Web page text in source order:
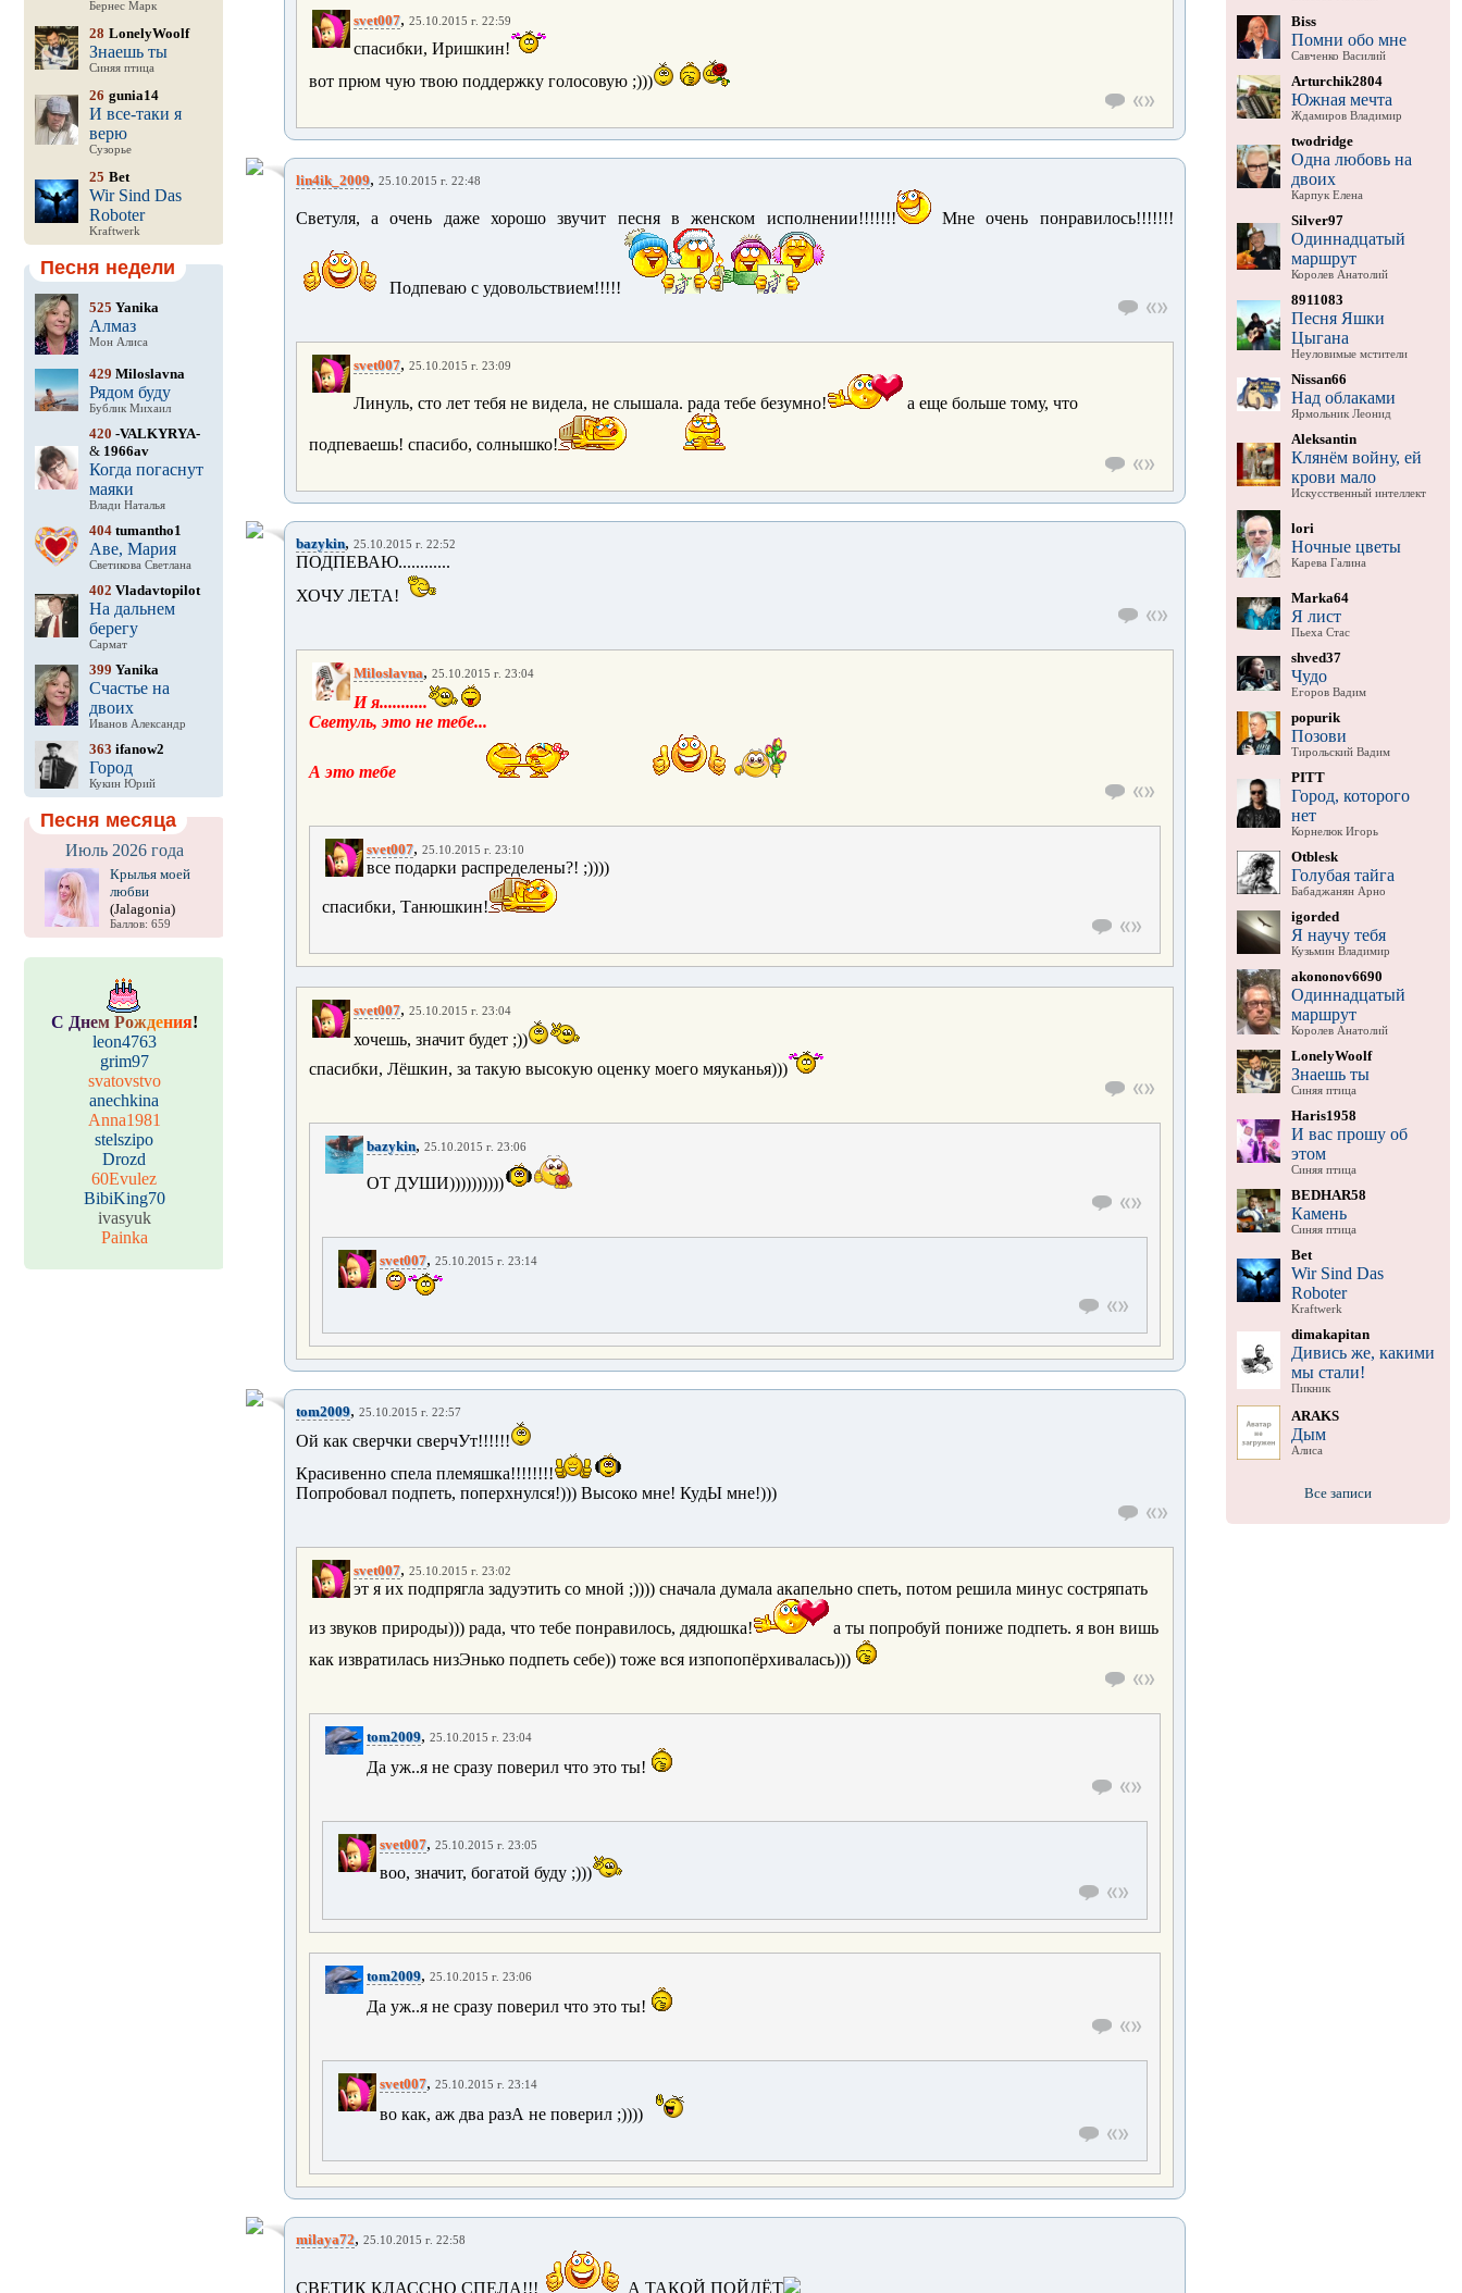
Бернес Марк
28 LonelyWoolf
Знаешь ты
Синяя птица
26 gunia14
И все-таки я
верю
Сузорье
25 Bet
Wir Sind Das
Roboter
Kraftwerk
Песня недели
525 Yanika
Алмаз
Мон Алиса
429 Miloslavna
Рядом буду
Бублик Михаил
420 -VALKYRYA-
& 1966av
Когда погаснут
маяки
Влади Наталья
404tumantho1
Аве, Мария
Светикова Светлана
402 Vladavtopilot
На дальнем
берегу
Сармат
399 Yanika
Счастье на
двоих
Иванов Александр
363 ifanow2
Город
Кукин Юрий
Песня месяца
Июль 2026 года
Крылья моей
любви
(Jalagonia)
Баллов: 659
С Днем Рождения!
leon4763
grim97
svatovstvo
anechkina
Anna1981
stelszipo
Drozd
60Evulez
BibiKing70
ivasyuk
Painka
svet007, 25.10.2015 г. 22:59
спасибки, Иришкин!
вот прюм чую твою поддержку голосовую ;)))
lin4ik_2009, 25.10.2015 г. 22:48
Светуля, а очень даже хорошо звучит песня в женском исполнении!!!!!!! Мне очень понравилось!!!!!!!
Подпеваю с удовольствием!!!!!
svet007, 25.10.2015 г. 23:09
Линуль, сто лет тебя не видела, не слышала. рада тебе безумно! а еще больше тому, что
подпеваешь! спасибо, солнышко!
bazykin, 25.10.2015 г. 22:52
ПОДПЕВАЮ............
ХОЧУ ЛЕТА!
Miloslavna, 25.10.2015 г. 23:04
И я...........
Светуль, это не тебе...
А это тебе
svet007, 25.10.2015 г. 23:10
все подарки распределены?! ;))))
спасибки, Танюшкин!
svet007, 25.10.2015 г. 23:04
хочешь, значит будет ;))
спасибки, Лёшкин, за такую высокую оценку моего мяуканья)))
bazykin, 25.10.2015 г. 23:06
ОТ ДУШИ))))))))))
svet007, 25.10.2015 г. 23:14
tom2009, 25.10.2015 г. 22:57
Ой как сверчки сверчУт!!!!!!
Красивенно спела племяшка!!!!!!!!
Попробовал подпеть, поперхнулся!))) Высоко мне! КудЫ мне!)))
svet007, 25.10.2015 г. 23:02
эт я их подпрягла задуэтить со мной ;)))) сначала думала акапельно спеть, потом решила минус состряпать
из звуков природы))) рада, что тебе понравилось, дядюшка!
а ты попробуй пониже подпеть. я вон вишь
как извратилась низЭнько подпеть себе)) тоже вся изпопопёрхивалась)))
tom2009, 25.10.2015 г. 23:04
Да уж..я не сразу поверил что это ты!
svet007, 25.10.2015 г. 23:05
воо, значит, богатой буду ;)))
tom2009, 25.10.2015 г. 23:06
Да уж..я не сразу поверил что это ты!
svet007, 25.10.2015 г. 23:14
во как, аж два разА не поверил ;))))
milaya72, 25.10.2015 г. 22:58
СВЕТИК КЛАССНО СПЕЛА!!! А ТАКОЙ ПОЙДЁТ
Biss
Помни обо мне
Савченко Василий
Arturchik2804
Южная мечта
Ждамиров Владимир
twodridge
Одна любовь на
двоих
Карпук Елена
Silver97
Одиннадцатый
маршрут
Королев Анатолий
8911083
Песня Яшки
Цыгана
Неуловимые мстители
Nissan66
Над облаками
Ярмольник Леонид
Aleksantin
Клянём войну, ей
крови мало
Искусственный интеллект
lori
Ночные цветы
Карева Галина
Marka64
Я лист
Пьеха Стас
shved37
Чудо
Егоров Вадим
popurik
Позови
Тирольский Вадим
PITT
Город, которого
нет
Корнелюк Игорь
Otblesk
Голубая тайга
Бабаджанян Арно
igorded
Я научу тебя
Кузьмин Владимир
akononov6690
Одиннадцатый
маршрут
Королев Анатолий
LonelyWoolf
Знаешь ты
Синяя птица
Haris1958
И вас прошу об
этом
Синяя птица
BEDHAR58
Камень
Синяя птица
Bet
Wir Sind Das
Roboter
Kraftwerk
dimakapitan
Дивись же, какими
мы стали!
Пикник
ARAKS
Дым
Алиса
Все записи